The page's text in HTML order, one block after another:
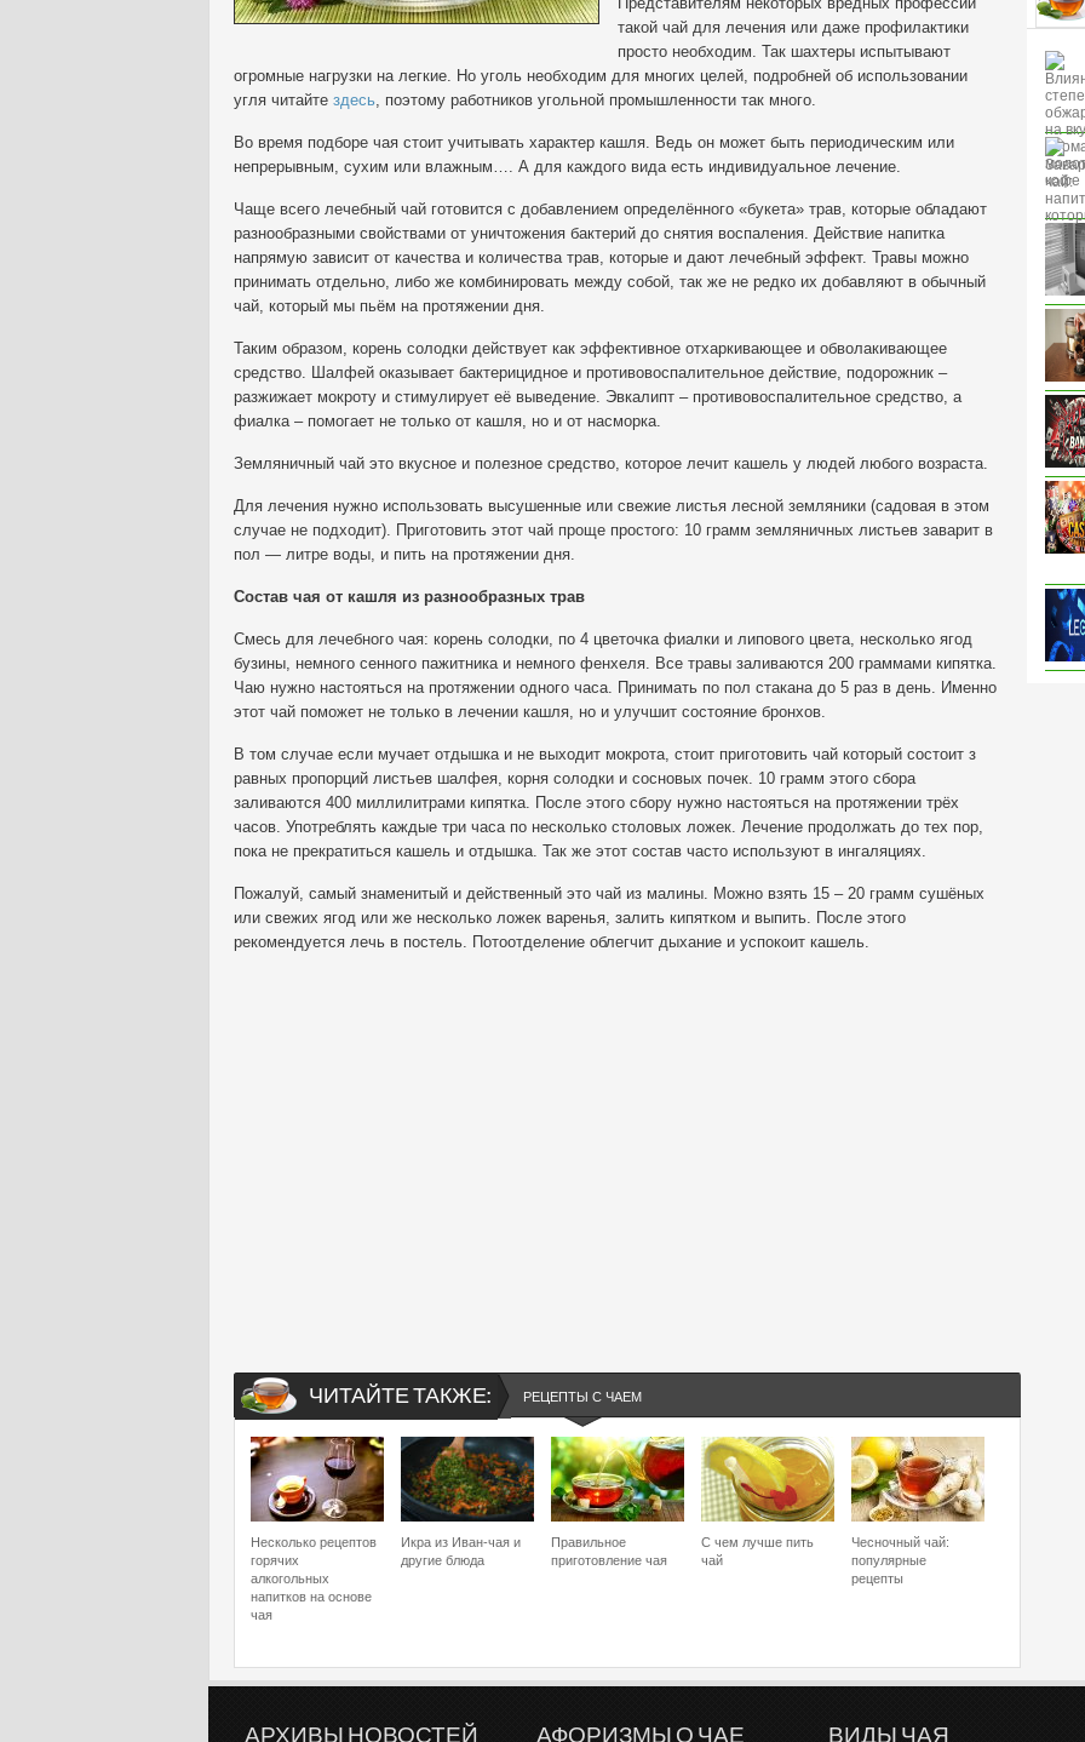
такой чай для лечения или даже профилактики
просто необходим. Так шахтеры испытывают
огромные нагрузки на легкие. Но уголь необходим для многих целей, подробней об использовании
угля читайте здесь, поэтому работников угольной промышленности так много.
Во время подборе чая стоит учитывать характер кашля. Ведь он может быть периодическим или
непрерывным, сухим или влажным…. А для каждого вида есть индивидуальное лечение.
Чаще всего лечебный чай готовится с добавлением определённого «букета» трав, которые обладают
разнообразными свойствами от уничтожения бактерий до снятия воспаления. Действие напитка
напрямую зависит от качества и количества трав, которые и дают лечебный эффект. Травы можно
принимать отдельно, либо же комбинировать между собой, так же не редко их добавляют в обычный
чай, который мы пьём на протяжении дня.
Таким образом, корень солодки действует как эффективное отхаркивающее и обволакивающее
средство. Шалфей оказывает бактерицидное и противовоспалительное действие, подорожник –
разжижает мокроту и стимулирует её выведение. Эвкалипт – противовоспалительное средство, а
фиалка – помогает не только от кашля, но и от насморка.
Земляничный чай это вкусное и полезное средство, которое лечит кашель у людей любого возраста.
Для лечения нужно использовать высушенные или свежие листья лесной земляники (садовая в этом
случае не подходит). Приготовить этот чай проще простого: 10 грамм земляничных листьев заварит в
пол — литре воды, и пить на протяжении дня.
Состав чая от кашля из разнообразных трав
Смесь для лечебного чая: корень солодки, по 4 цветочка фиалки и липового цвета, несколько ягод
бузины, немного сенного пажитника и немного фенхеля. Все травы заливаются 200 граммами кипятка.
Чаю нужно настояться на протяжении одного часа. Принимать по пол стакана до 5 раз в день. Именно
этот чай поможет не только в лечении кашля, но и улучшит состояние бронхов.
В том случае если мучает отдышка и не выходит мокрота, стоит приготовить чай который состоит з
равных пропорций листьев шалфея, корня солодки и сосновых почек. 10 грамм этого сбора
заливаются 400 миллилитрами кипятка. После этого сбору нужно настояться на протяжении трёх
часов. Употреблять каждые три часа по несколько столовых ложек. Лечение продолжать до тех пор,
пока не прекратиться кашель и отдышка. Так же этот состав часто используют в ингаляциях.
Пожалуй, самый знаменитый и действенный это чай из малины. Можно взять 15 – 20 грамм сушёных
или свежих ягод или же несколько ложек варенья, залить кипятком и выпить. После этого
рекомендуется лечь в постель. Потоотделение облегчит дыхание и успокоит кашель.
ЧИТАЙТЕ ТАКЖЕ: РЕЦЕПТЫ С ЧАЕМ
Несколько рецептов
горячих
алкогольных
напитков на основе
чая
Икра из Иван-чая и
другие блюда
Правильное
приготовление чая
С чем лучше пить
чай
Чесночный чай:
популярные
рецепты